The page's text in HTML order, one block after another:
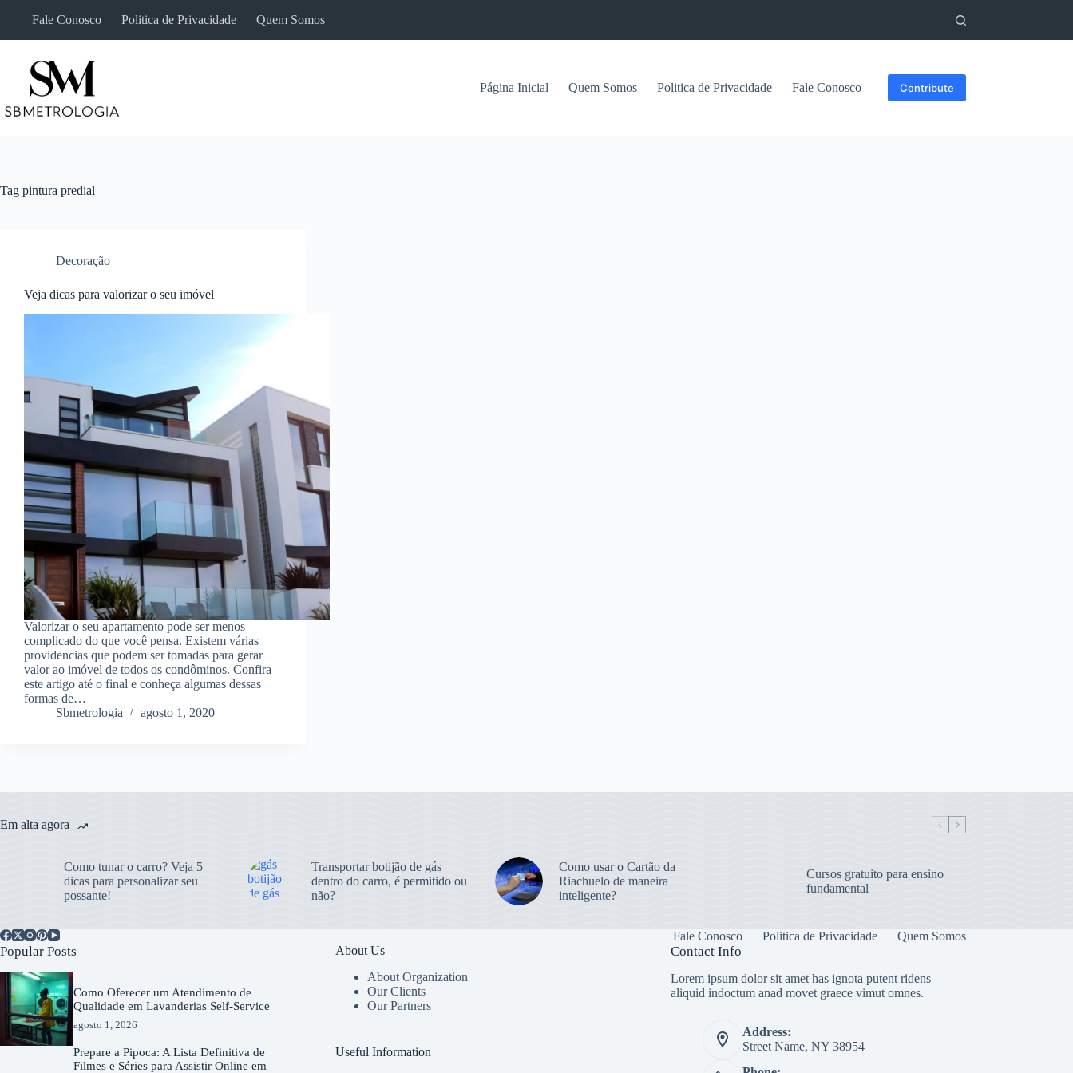
Fale Conosco Politica de Privacidade Quem Somos
Página Inicial Quem Somos Politica de Privacidade Fale Conosco Contribute
Tag pintura predial
Decoração
Veja dicas para valorizar o seu imóvel
Valorizar o seu apartamento pode ser menos
complicado do que você pensa. Existem várias
providencias que podem ser tomadas para gerar
valor ao imóvel de todos os condôminos. Confira
este artigo até o final e conheça algumas dessas
formas de…
Sbmetrologia
agosto 1, 2020
Em alta agora
Como tunar o carro? Veja 5
dicas para personalizar seu
possante!
Transportar botijão de gás
dentro do carro, é permitido ou
não?
Como usar o Cartão da
Riachuelo de maneira
inteligente?
Cursos gratuito para ensino
fundamental
Fale Conosco Politica de Privacidade Quem Somos
Popular Posts
Como Oferecer um Atendimento de
Qualidade em Lavanderias Self-Service
agosto 1, 2026
Prepare a Pipoca: A Lista Definitiva de
Filmes e Séries para Assistir Online em
About Us
About Organization
Our Clients
Our Partners
Useful Information
Contact Info
Lorem ipsum dolor sit amet has ignota putent ridens
aliquid indoctum anad movet graece vimut omnes.
Address:
Street Name, NY 38954